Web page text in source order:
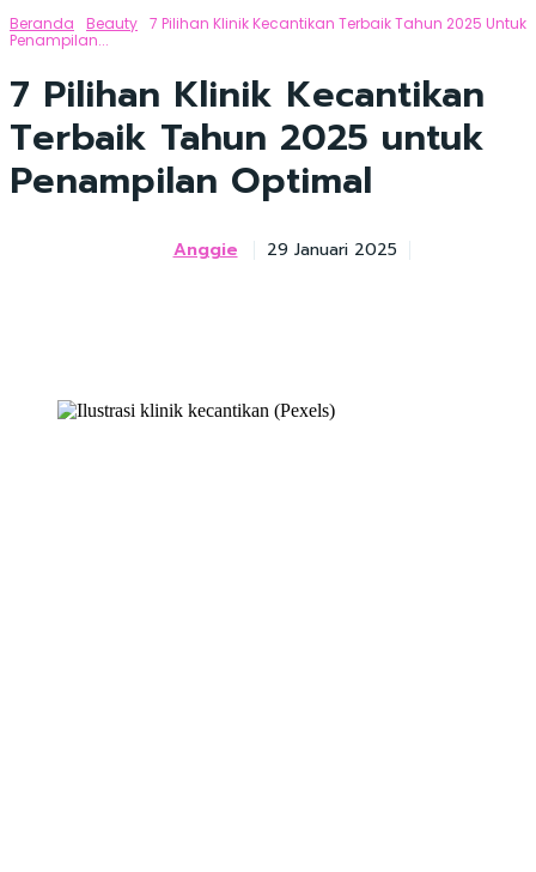
Beranda Beauty 7 Pilihan Klinik Kecantikan Terbaik Tahun 2025 Untuk
Penampilan...
7 Pilihan Klinik Kecantikan
Terbaik Tahun 2025 untuk
Penampilan Optimal
Anggie 29 Januari 2025